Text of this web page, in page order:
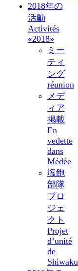
2018年の
活動
Activités
«2018»
ミー
ティ
ング
réunion
メデ
ィア
掲載
En
vedette
dans
Médée
塩飽
部隊
プロ
ジェ
クト
Projet
d’unité
de
Shiwaku